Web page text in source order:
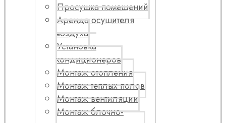
Просушка помещений
Аренда осушителя
воздуха
Установка
кондиционеров
Монтаж отопления
Монтаж теплых полов
Монтаж вентиляции
Монтаж блочно-